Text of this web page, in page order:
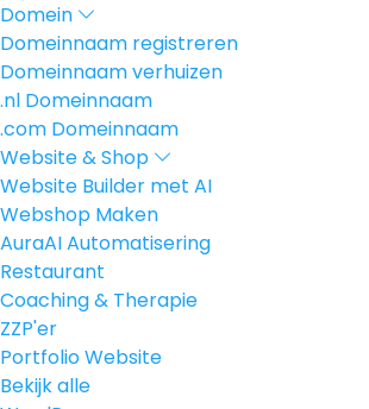
Domein
Domeinnaam registreren
Domeinnaam verhuizen
.nl Domeinnaam
.com Domeinnaam
Website & Shop
Website Builder met AI
Webshop Maken
AuraAI Automatisering
Restaurant
Coaching & Therapie
ZZP'er
Portfolio Website
Bekijk alle